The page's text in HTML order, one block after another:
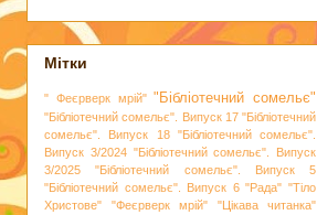
Мітки
" Феєрверк мрій" "Бібліотечний сомельє"
"Бібліотечний сомельє". Випуск 17 "Бібліотечний
сомельє". Випуск 18
"Бібліотечний сомельє".
Випуск 3/2024 "Бібліотечний сомельє". Випуск
3/2025
"Бібліотечний сомельє". Випуск 5
"Бібліотечний сомельє". Випуск 6 "Рада" "Тіло
Христове"
"Феєрверк мрій"
"Цікава читанка"